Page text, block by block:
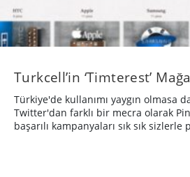
Turkcell’in ‘Timterest’
Türkiye'de kullanımı yaygın olmasa
Twitter'dan farklı bir mecra olarak
başarılı kampanyaları sık sık sizlerle